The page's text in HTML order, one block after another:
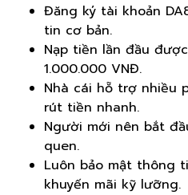
Đăng ký tài khoản
tin cơ bản.
Nạp tiền lần đầu
1.000.000 VNĐ.
Nhà cái hỗ trợ nhiều
rút tiền nhanh.
Người mới nên bắt
quen.
Luôn bảo mật thông
khuyến mãi kỹ lưỡng.